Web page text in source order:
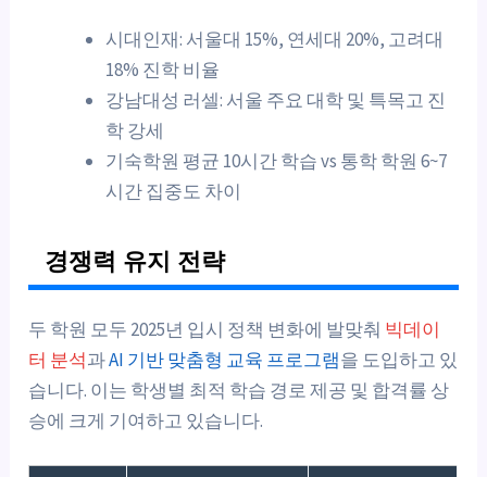
시대인재: 서울대 15%, 연세대 20%, 고려대
18% 진학 비율
강남대성 러셀: 서울 주요 대학 및 특목고 진
학 강세
기숙학원 평균 10시간 학습 vs 통학 학원 6~7
시간 집중도 차이
경쟁력 유지 전략
두 학원 모두 2025년 입시 정책 변화에 발맞춰 빅데이
터 분석과AI 기반 맞춤형 교육 프로그램을 도입하고 있
습니다. 이는 학생별 최적 학습 경로 제공 및 합격률 상
승에 크게 기여하고 있습니다.